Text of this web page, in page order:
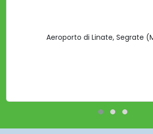
Aeroporto di Linate, Segrate